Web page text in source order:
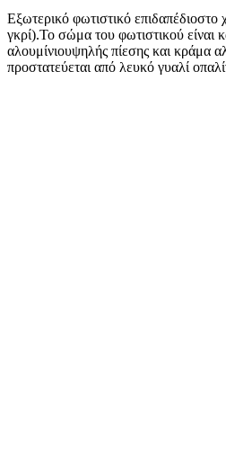
Εξωτερικό φωτιστικό
γκρί).Το σώμα του φωτιστικού είναι
αλουμίνιουψηλής πίεσης και κράμα
προστατεύεται από λευκό γυαλί